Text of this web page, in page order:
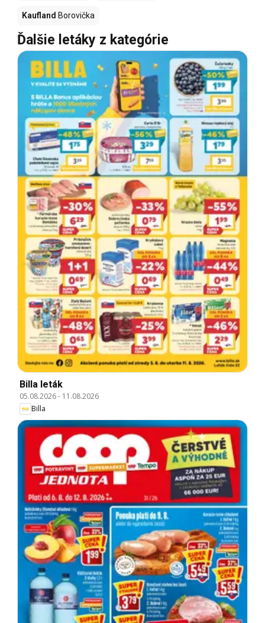
Kaufland Borovička
Ďalšie letáky z kategórie
Billa leták
05.08.2026- 11.08.2026
Billa